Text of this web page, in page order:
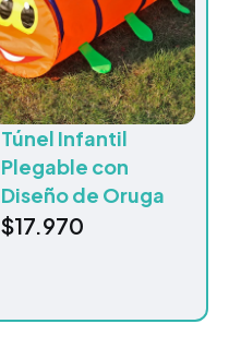
Túnel Infantil
Plegable con
Diseño de Oruga
$17.970